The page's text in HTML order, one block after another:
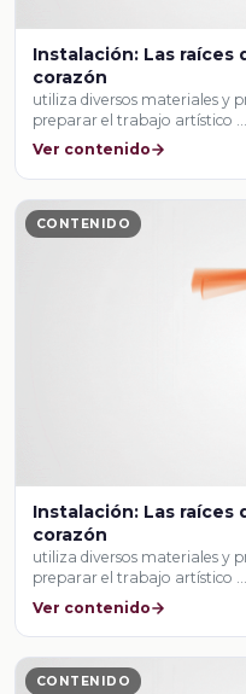
Instalación: Las raíces
corazón
utiliza diversos materiales y
preparar el trabajo artístico …
Ver contenido
CONTENIDO
Instalación: Las raíces
corazón
utiliza diversos materiales y
preparar el trabajo artístico …
Ver contenido
CONTENIDO